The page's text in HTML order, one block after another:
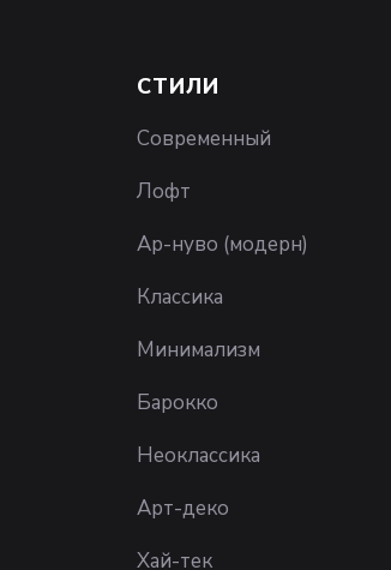
СТИЛИ
Современный
Лофт
Ар-нуво (модерн)
Классика
Минимализм
Барокко
Неоклассика
Арт-деко
Хай-тек